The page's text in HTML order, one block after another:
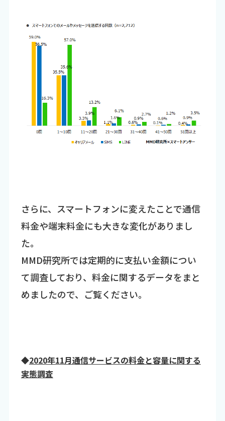
さらに、スマートフォンに変えたことで通信
料金や端末料金にも大きな変化がありまし
た。
MMD研究所では定期的に支払い金額につい
て調査しており、料金に関するデータをまと
めましたので、ご覧ください。
◆2020年11月通信サービスの料金と容量に関する
実態調査